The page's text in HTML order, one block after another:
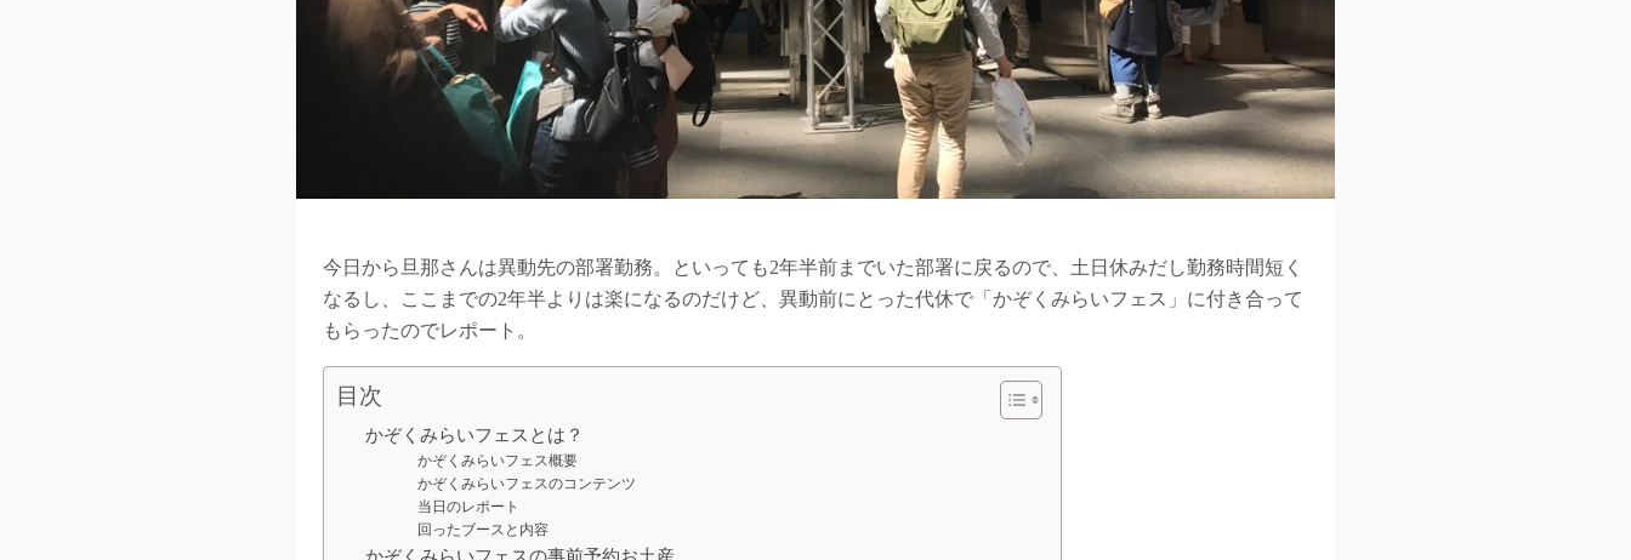
今日から旦那さんは異動先の部署勤務。といっても2年半前までいた部署に戻るので、土日休みだし勤務時間短く
なるし、ここまでの2年半よりは楽になるのだけど、異動前にとった代休で「かぞくみらいフェス」に付き合って
もらったのでレポート。
目次
かぞくみらいフェスとは？
かぞくみらいフェス概要
かぞくみらいフェスのコンテンツ
当日のレポート
回ったブースと内容
かぞくみらいフェスの事前予約お土産